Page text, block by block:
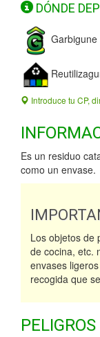
DÓNDE
Garbigune
Introduce tu CP,
Es un residuo
como un envase.
Los objetos de
de cocina, etc.
envases
recogida que